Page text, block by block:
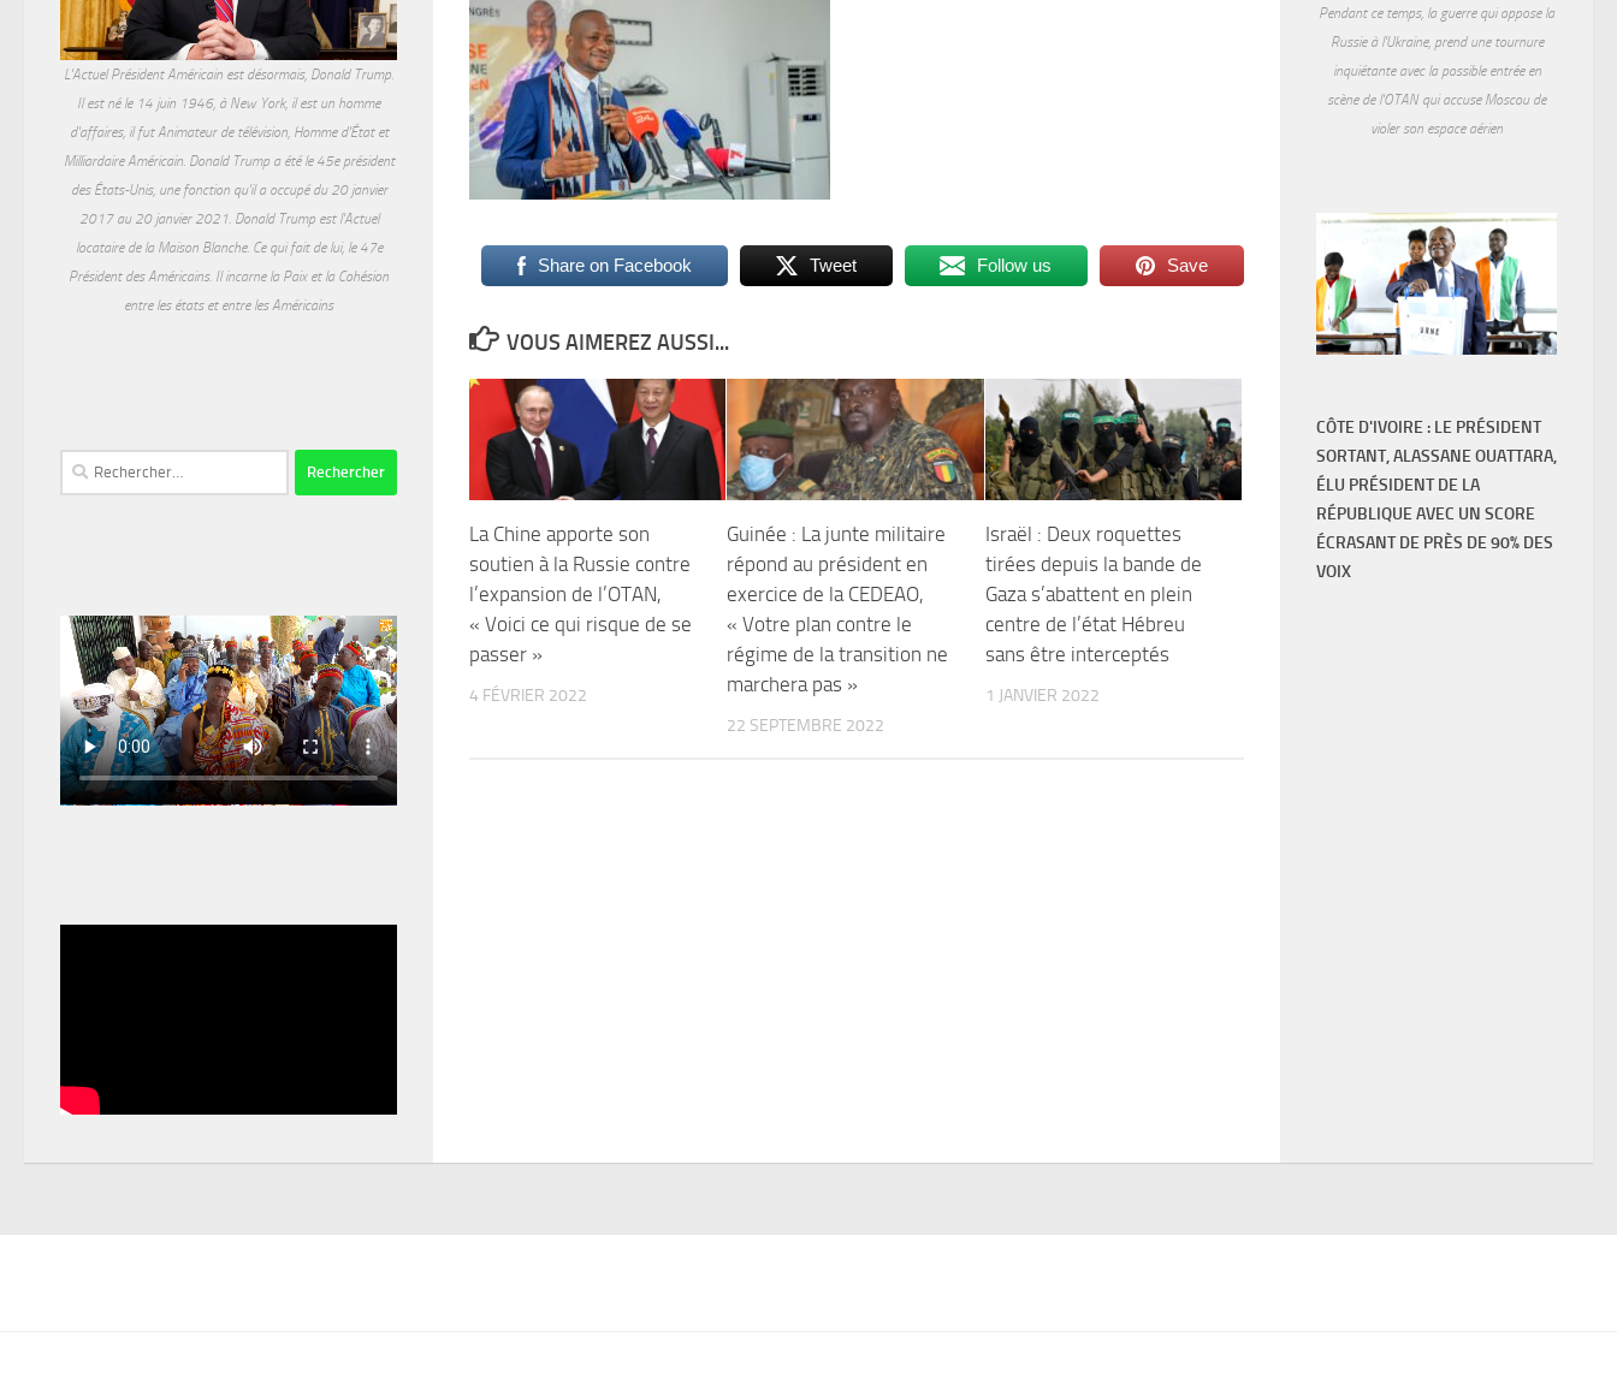
Share on Facebook Tweet Follow us Save
VOUS AIMEREZ AUSSI...
La Chine apporte son
soutien à la Russie contre
l’expansion de l’OTAN,
« Voici ce qui risque de se
passer »
4 FÉVRIER 2022
Guinée : La junte militaire
répond au président en
exercice de la CEDEAO,
« Votre plan contre le
régime de la transition ne
marchera pas »
22 SEPTEMBRE 2022
Israël : Deux roquettes
tirées depuis la bande de
Gaza s’abattent en plein
centre de l’état Hébreu
sans être interceptés
1 JANVIER 2022
L'Actuel Président Américain est désormais, Donald Trump.
Il est né le 14 juin 1946, à New York, il est un homme
d'affaires, il fut Animateur de télévision, Homme d'État et
Milliardaire Américain. Donald Trump a été le 45e président
des États-Unis, une fonction qu'il a occupé du 20 janvier
2017 au 20 janvier 2021. Donald Trump est l'Actuel
locataire de la Maison Blanche. Ce qui fait de lui, le 47e
Président des Américains. Il incarne la Paix et la Cohésion
entre les états et entre les Américains
Rechercher :
Pendant ce temps, la guerre qui oppose la
Russie à l'Ukraine, prend une tournure
inquiétante avec la possible entrée en
scène de l'OTAN qui accuse Moscou de
violer son espace aérien
CÔTE D'IVOIRE : LE PRÉSIDENT
SORTANT, ALASSANE OUATTARA,
ÉLU PRÉSIDENT DE LA
RÉPUBLIQUE AVEC UN SCORE
ÉCRASANT DE PRÈS DE 90% DES
VOIX